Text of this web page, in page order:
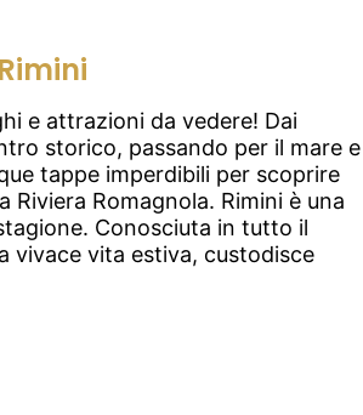
e attrazioni da vedere! Dai
storico, passando per il mare e
tappe imperdibili per scoprire
Riviera Romagnola. Rimini è una
Conosciuta in tutto il
vivace vita estiva, custodisce